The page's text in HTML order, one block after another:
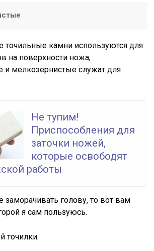
точильные камни используются для
на поверхности ножа,
и мелкозернистые служат для
Не тупим!
Приспособления для
заточки ножей,
которые освободят
работы
заморачивать голову, то вот вам
я сам пользуюсь.
точилки.